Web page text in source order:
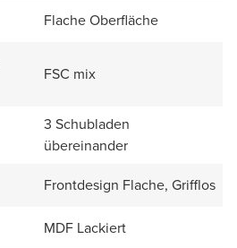
Flache Oberfläche
FSC mix
3 Schubladen
übereinander
Frontdesign Flache, Grifflos
MDF Lackiert